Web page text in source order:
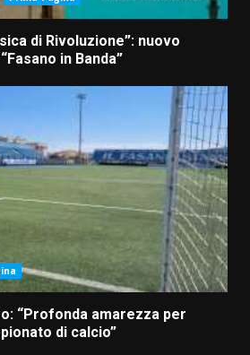
di Rivoluzione”: nuovo
in Banda”
“Profonda amarezza per
di calcio”